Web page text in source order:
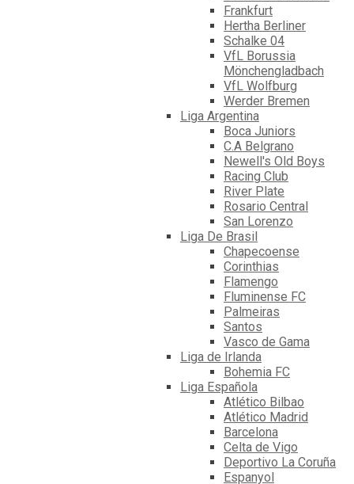
Frankfurt
Hertha Berliner
Schalke 04
VfL Borussia
Mönchengladbach
VfL Wolfburg
Werder Bremen
Liga Argentina
Boca Juniors
C.A Belgrano
Newell's Old Boys
Racing Club
River Plate
Rosario Central
San Lorenzo
Liga De Brasil
Chapecoense
Corinthias
Flamengo
Fluminense FC
Palmeiras
Santos
Vasco de Gama
Liga de Irlanda
Bohemia FC
Liga Española
Atlético Bilbao
Atlético Madrid
Barcelona
Celta de Vigo
Deportivo La Coruña
Espanyol